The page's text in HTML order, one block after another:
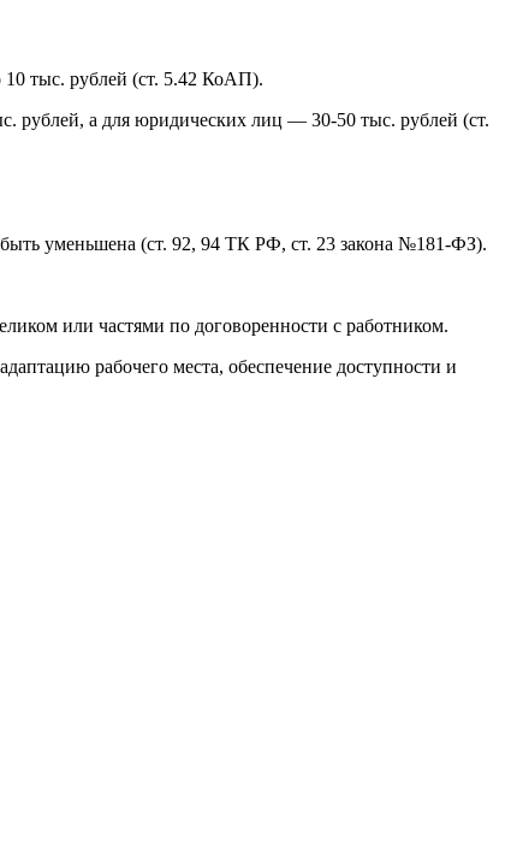
10 тыс. рублей (ст. 5.42 КоАП).
рублей, а для юридических лиц — 30-50 тыс. рублей (ст.
уменьшена (ст. 92, 94 ТК РФ, ст. 23 закона №181-ФЗ).
или частями по договоренности с работником.
рабочего места, обеспечение доступности и